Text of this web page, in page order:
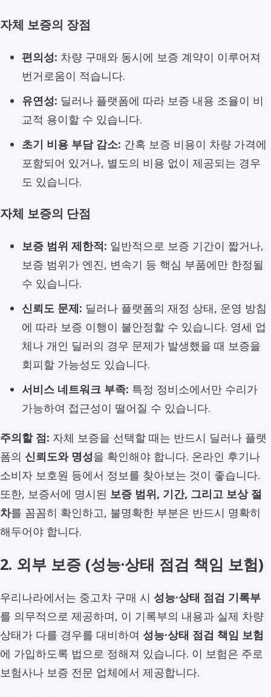
자체 보증의 장점
편의성: 차량 구매와 동시에 보증 계약이 이루어져
번거로움이 적습니다.
유연성: 딜러나 플랫폼에 따라 보증 내용 조율이 비
교적 용이할 수 있습니다.
초기 비용 부담 감소: 간혹 보증 비용이 차량 가격에
포함되어 있거나, 별도의 비용 없이 제공되는 경우
도 있습니다.
자체 보증의 단점
보증 범위 제한적: 일반적으로 보증 기간이 짧거나,
보증 범위가 엔진, 변속기 등 핵심 부품에만 한정될
수 있습니다.
신뢰도 문제: 딜러나 플랫폼의 재정 상태, 운영 방침
에 따라 보증 이행이 불안정할 수 있습니다. 영세 업
체나 개인 딜러의 경우 문제가 발생했을 때 보증을
회피할 가능성도 있습니다.
서비스 네트워크 부족: 특정 정비소에서만 수리가
가능하여 접근성이 떨어질 수 있습니다.
주의할 점: 자체 보증을 선택할 때는 반드시 딜러나 플랫
폼의 신뢰도와 명성을 확인해야 합니다. 온라인 후기나
소비자 보호원 등에서 정보를 찾아보는 것이 좋습니다.
또한, 보증서에 명시된 보증 범위, 기간, 그리고 보상 절
차를 꼼꼼히 확인하고, 불명확한 부분은 반드시 명확히
해두어야 합니다.
2. 외부 보증 (성능·상태 점검 책임 보험)
우리나라에서는 중고차 구매 시 성능·상태 점검 기록부
를 의무적으로 제공하며, 이 기록부의 내용과 실제 차량
상태가 다를 경우를 대비하여 성능·상태 점검 책임 보험
에 가입하도록 법으로 정해져 있습니다. 이 보험은 주로
보험사나 보증 전문 업체에서 제공합니다.